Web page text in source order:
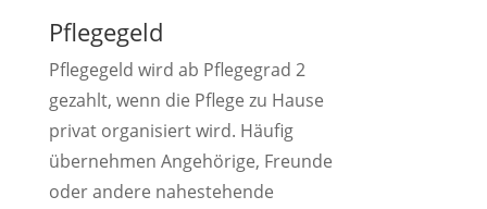
Pflegegeld
Pflegegeld wird ab Pflegegrad 2
gezahlt, wenn die Pflege zu Hause
privat organisiert wird. Häufig
übernehmen Angehörige, Freunde
oder andere nahestehende